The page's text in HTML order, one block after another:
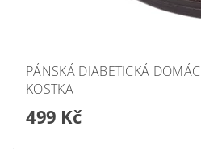
PÁNSKÁ DIABETICKÁ
KOSTKA
499 Kč